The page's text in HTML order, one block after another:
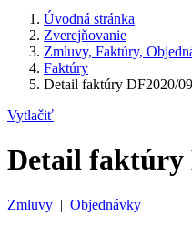
Úvodná stránka
Zverejňovanie
Zmluvy, Faktúry,
Faktúry
Detail faktúry DF2020/
Vytlačiť
Detail faktúry
Zmluvy | Objednávky